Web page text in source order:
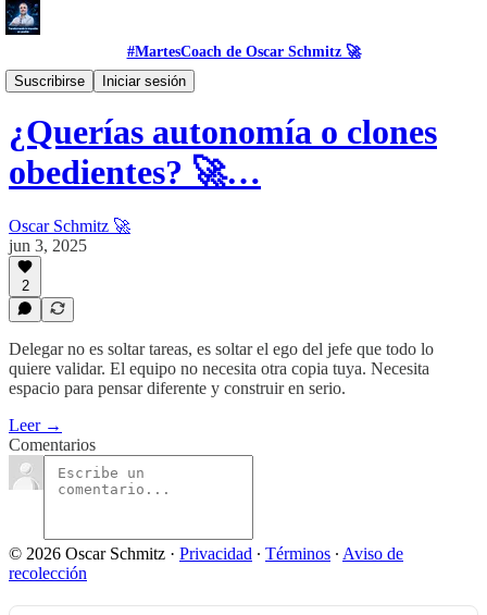
#MartesCoach de Oscar Schmitz 🚀
Suscribirse
Iniciar sesión
#HowsOscar
¿Querías autonomía o clones
obedientes? 🚀…
Oscar Schmitz 🚀
jun 3, 2025
2
Delegar no es soltar tareas, es soltar el ego del jefe que todo lo
quiere validar. El equipo no necesita otra copia tuya. Necesita
espacio para pensar diferente y construir en serio.
Leer →
Comentarios
© 2026 Oscar Schmitz · Privacidad ∙ Términos ∙ Aviso de
recolección